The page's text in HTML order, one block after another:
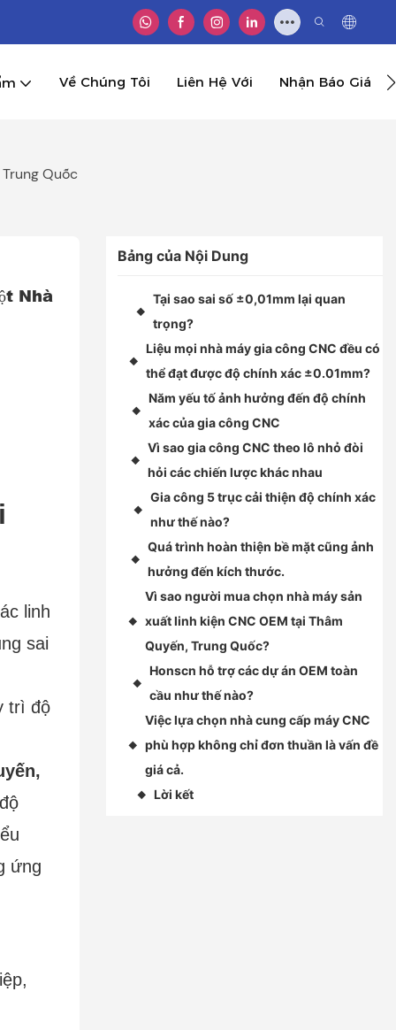
Về Chúng Tôi Liên Hệ Với Nhận Báo Giá
Quốc
Nhà
linh
sai
trì độ
ứng
Bảng của Nội Dung
◆
Tại sao sai số ±0,01mm lại quan
trọng?
◆
Liệu mọi nhà máy gia công CNC đều có
thể đạt được độ chính xác ±0.01mm?
◆
Năm yếu tố ảnh hưởng đến độ chính
xác của gia công CNC
◆
Vì sao gia công CNC theo lô nhỏ đòi
hỏi các chiến lược khác nhau
◆
Gia công 5 trục cải thiện độ chính xác
như thế nào?
◆
Quá trình hoàn thiện bề mặt cũng ảnh
hưởng đến kích thước.
◆
Vì sao người mua chọn nhà máy sản
xuất linh kiện CNC OEM tại Thâm
Quyến, Trung Quốc?
◆
Honscn hỗ trợ các dự án OEM toàn
cầu như thế nào?
◆
Việc lựa chọn nhà cung cấp máy CNC
phù hợp không chỉ đơn thuần là vấn đề
giá cả.
◆ Lời kết